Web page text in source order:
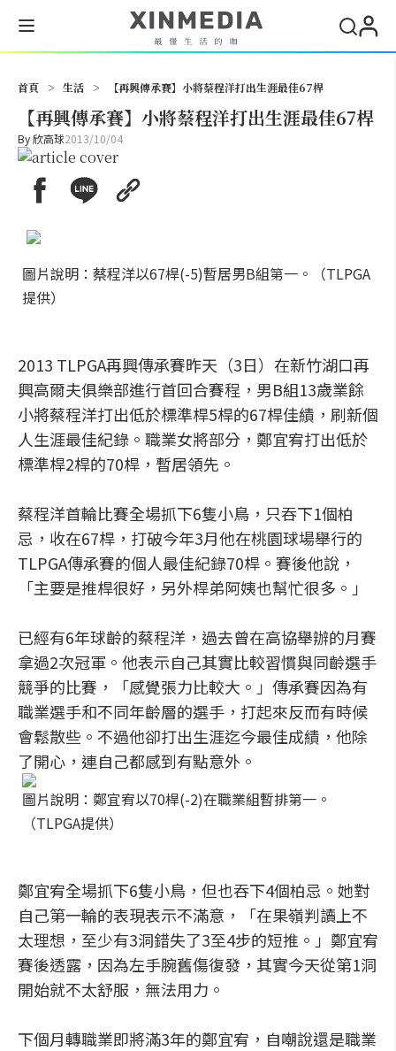
首頁 > 生活 > 【再興傳承賽】小將蔡程洋打出生涯最佳67桿
【再興傳承賽】小將蔡程洋打出生涯最佳67桿
By欣高球2013/10/04
圖片說明：蔡程洋以67桿(-5)暫居男B組第一。（TLPGA
提供）
2013 TLPGA再興傳承賽昨天（3日）在新竹湖口再
興高爾夫俱樂部進行首回合賽程，男B組13歲業餘
小將蔡程洋打出低於標準桿5桿的67桿佳績，刷新個
人生涯最佳紀錄。職業女將部分，鄭宜宥打出低於
標準桿2桿的70桿，暫居領先。
蔡程洋首輪比賽全場抓下6隻小鳥，只吞下1個柏
忌，收在67桿，打破今年3月他在桃園球場舉行的
TLPGA傳承賽的個人最佳紀錄70桿。賽後他說，
「主要是推桿很好，另外桿弟阿姨也幫忙很多。」
已經有6年球齡的蔡程洋，過去曾在高協舉辦的月賽
拿過2次冠軍。他表示自己其實比較習慣與同齡選手
競爭的比賽，「感覺張力比較大。」傳承賽因為有
職業選手和不同年齡層的選手，打起來反而有時候
會鬆散些。不過他卻打出生涯迄今最佳成績，他除
了開心，連自己都感到有點意外。
圖片說明：鄭宜宥以70桿(-2)在職業組暫排第一。
（TLPGA提供）
鄭宜宥全場抓下6隻小鳥，但也吞下4個柏忌。她對
自己第一輪的表現表示不滿意，「在果嶺判讀上不
太理想，至少有3洞錯失了3至4步的短推。」鄭宜宥
賽後透露，因為左手腕舊傷復發，其實今天從第1洞
開始就不太舒服，無法用力。
下個月轉職業即將滿3年的鄭宜宥，自嘲說還是職業